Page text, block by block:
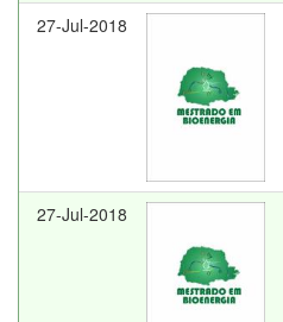
27-Jul-2018
27-Jul-2018